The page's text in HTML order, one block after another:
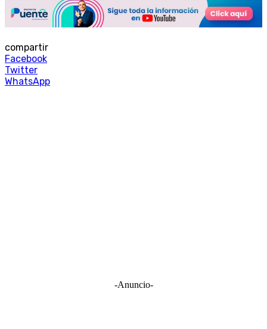
compartir
Facebook
Twitter
WhatsApp
-Anuncio-